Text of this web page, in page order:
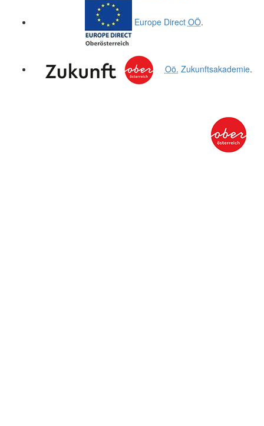
Europe Direct OÖ.
Oö. Zukunftsakademie.